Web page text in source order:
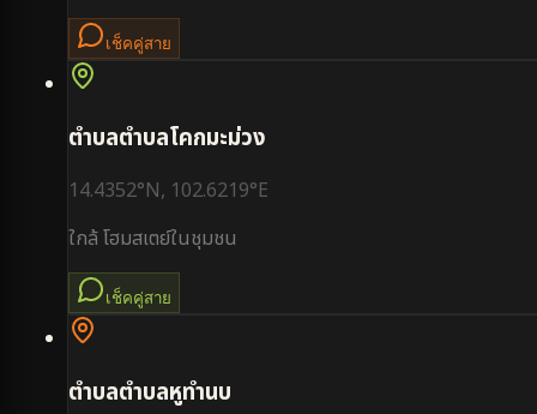
เช็คคู่สาย
ตำบลตำบลโคกมะม่วง
14.4352°N, 102.6219°E
ใกล้โฮมสเตย์ในชุมชน
เช็คคู่สาย
ตำบลตำบลหูทำนบ